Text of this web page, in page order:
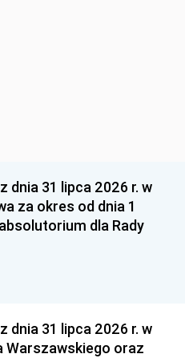
dnia 31 lipca 2026 r. w
za okres od dnia 1
dla Rady
dnia 31 lipca 2026 r. w
Warszawskiego oraz